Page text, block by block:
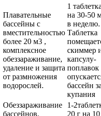
Плавательные
бассейны с
вместительностью
более 20 м3 ,
комплексное
обеззараживание,
удаление и защита
от размножения
водорослей.
1
на 30-50
в неделю.
Таблетка
скиммер
капсулу-
поплавок
бассейн
купания
Обеззараживание
бассейнов,
1-
20 г на